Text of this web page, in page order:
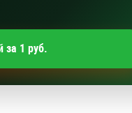
за 1 руб.